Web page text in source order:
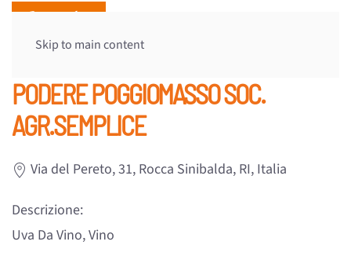
Skip to main content
PODERE POGGIOMASSO SOC.
AGR.SEMPLICE
Via del Pereto, 31, Rocca Sinibalda, RI, Italia
Descrizione:
Uva Da Vino, Vino